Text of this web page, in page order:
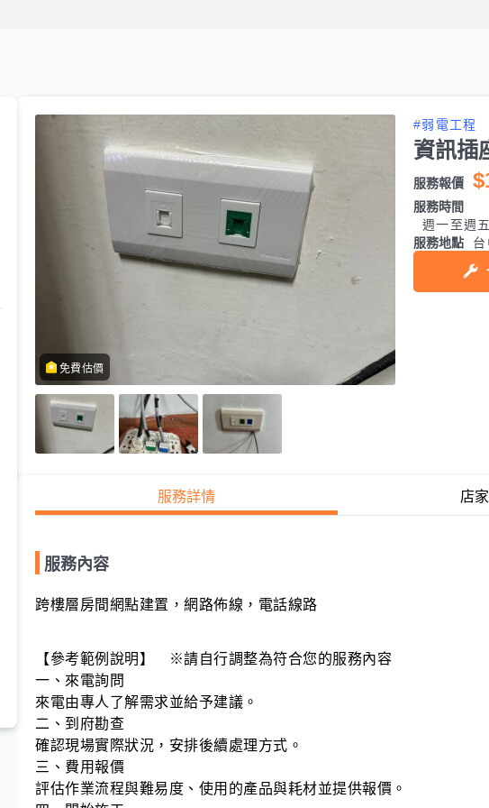
免費估價
#弱電工程
資訊插
服務報價
服務時間
週一至週
服務地點
服務詳情 店
服務內容
跨樓層房間網點建置，網路佈線，電話線路
【參考範例說明】　※請自行調整為符合您的服務內容
一、來電詢問
來電由專人了解需求並給予建議。
二、到府勘查
確認現場實際狀況，安排後續處理方式。
三、費用報價
評估作業流程與難易度、使用的產品與耗材並提供報價。